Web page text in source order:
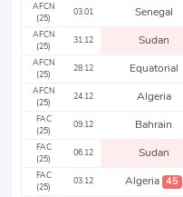
AFCN
(25)
03.01 Senegal
AFCN
(25)
31.12 Sudan
AFCN
(25)
28.12 Equatorial
AFCN
(25)
24.12 Algeria
FAC
(25)
09.12 Bahrain
FAC
(25)
06.12 Sudan
FAC
(25)
03.12 Algeria 45